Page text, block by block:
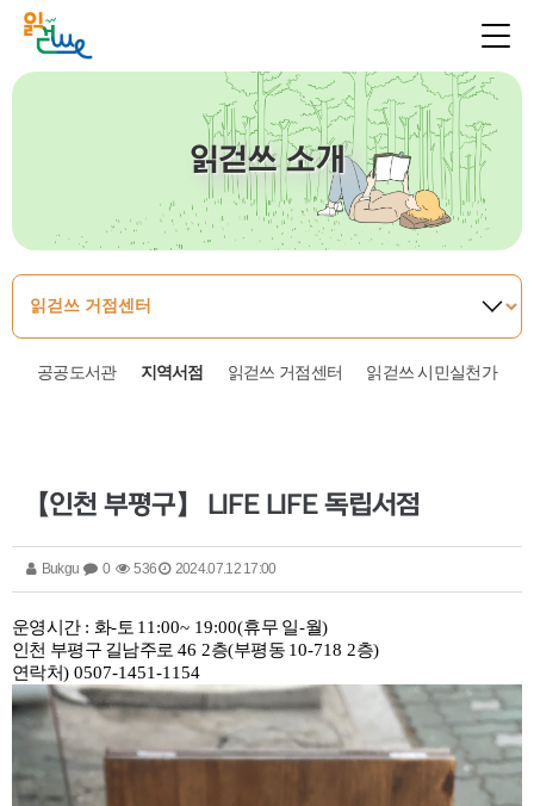
읽걷쓰 소개
공공도서관 지역서점 읽걷쓰 거점센터 읽걷쓰 시민실천가
【인천 부평구】 LIFE LIFE 독립서점
Bukgu 0 536 2024.07.12 17:00
운영시간 : 화-토 11:00~ 19:00(휴무 일-월)
인천 부평구 길남주로 46 2층(부평동 10-718 2층)
연락처) 0507-1451-1154